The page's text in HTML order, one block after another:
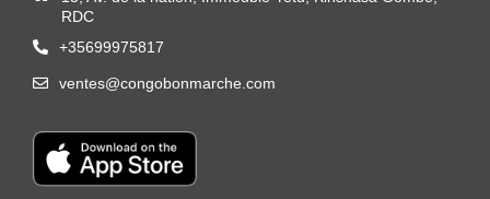
RDC
+35699975817
ventes@congobonmarche.com